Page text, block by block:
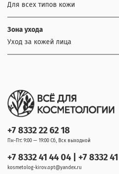
Для всех типов кожи
Зона ухода
Уход за кожей лица
+7 8332 22 62 18
Пн-Пт: 9:00 — 19:00 Сб, Вск выходной
+7 8332 41 44 04 | +7 8332
kosmetolog-kirov.opt@yandex.ru